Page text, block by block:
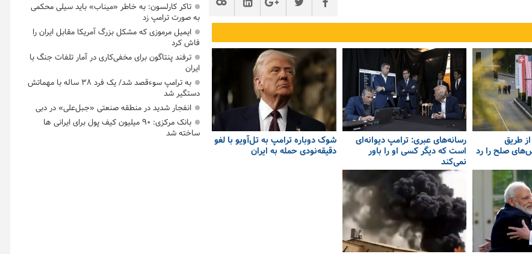
طریق
صلح را رد
رسانه‌های عبری: ترامپ دیوانه‌ای
است که دیگر کسی او را باور
نمی‌کند
شوک دوباره ترامپ به تل‌آویو با لغو
دقیقه‌نودی حمله به ایران
تاکر کارلسون: به خاطر «میناب» باید سیلی محکمی
به صورت ترامپ زد
ایمیل مرموزی که مشکل بزرگ آمریکا مقابل ایران را
فاش کرد
ترفند پنتاگون برای مخفی‌کاری در آمار تلفات جنگ با
ایران
به ترامپ سوءقصد شد/ یک فرد ۳۸ ساله با مهماتش
دستگیر شد
انفجار شدید در منطقه صنعتی «جبل‌علی» در دبی
بانک مرکزی: ۹۰ میلیون کیف پول برای ایرانی ها
ساخته شد